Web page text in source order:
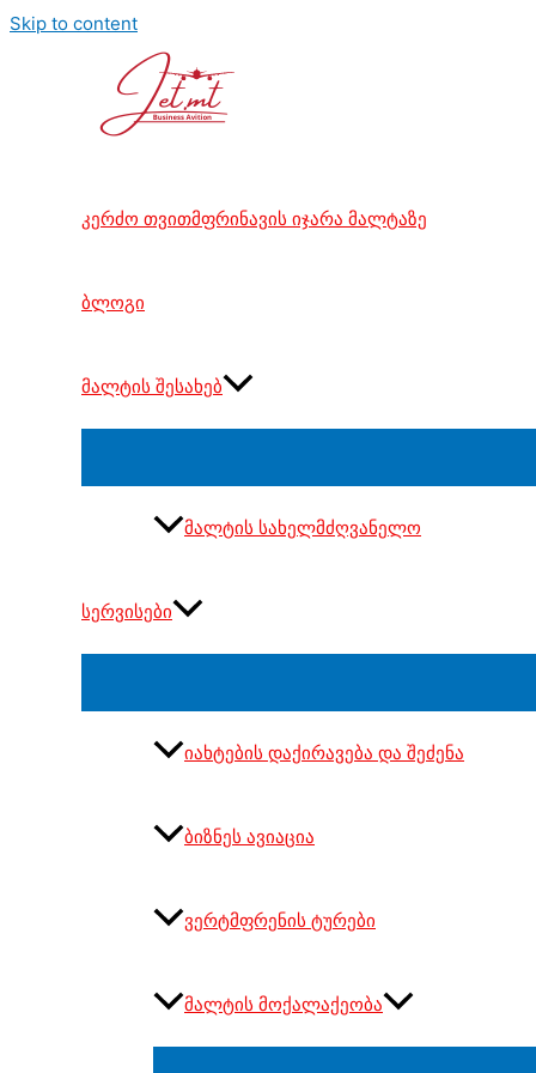
Skip to content
კერძო თვითმფრინავის იჯარა მალტაზე
ბლოგი
მალტის შესახებ
მალტის სახელმძღვანელო
სერვისები
იახტების დაქირავება და შეძენა
ბიზნეს ავიაცია
ვერტმფრენის ტურები
მალტის მოქალაქეობა